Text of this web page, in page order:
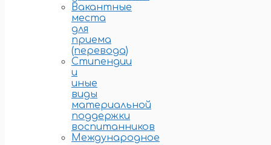
Вакантные
места
для
приема
(перевода)
Стипендии
и
иные
виды
материальной
поддержки
воспитанников
Международное